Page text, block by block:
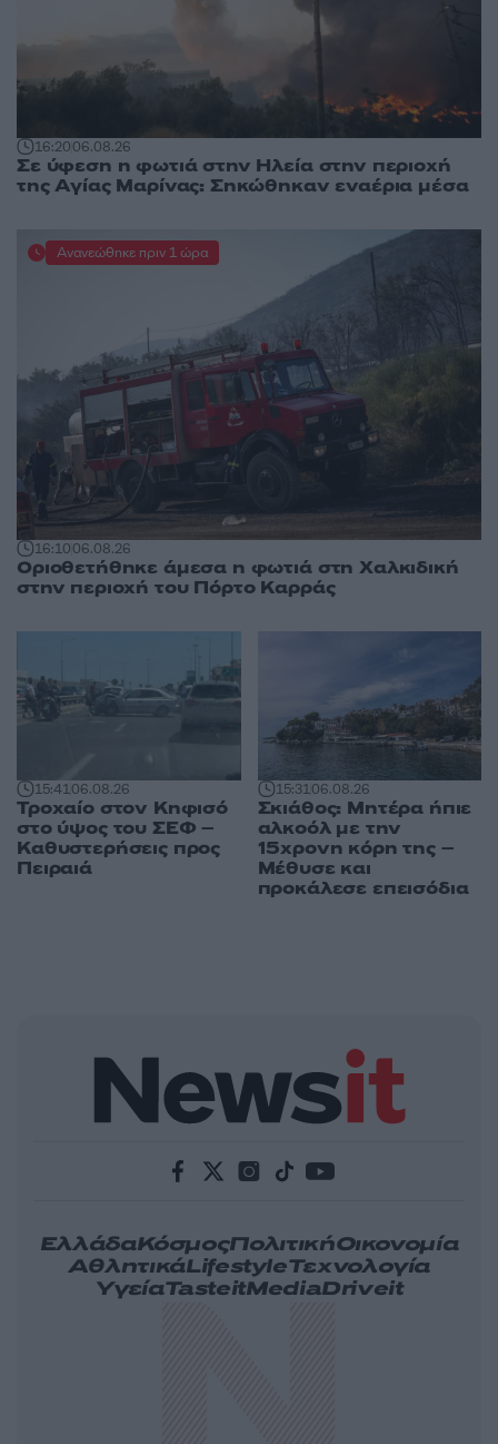
16:2006.08.26
Σε ύφεση η φωτιά στην Ηλεία στην περιοχή
της Αγίας Μαρίνας: Σηκώθηκαν εναέρια μέσα
16:1006.08.26
Οριοθετήθηκε άμεσα η φωτιά στη Χαλκιδική
στην περιοχή του Πόρτο Καρράς
Ανανεώθηκε πριν 1 ώρα
15:4106.08.26
Τροχαίο στον Κηφισό
στο ύψος του ΣΕΦ –
Καθυστερήσεις προς
Πειραιά
15:3106.08.26
Σκιάθος: Μητέρα ήπιε
αλκοόλ με την
15χρονη κόρη της –
Μέθυσε και
προκάλεσε επεισόδια
ΕλλάδαΚόσμοςΠολιτικήΟικονομία
ΑθλητικάLifestyleΤεχνολογία
ΥγείαTasteitMediaDriveit